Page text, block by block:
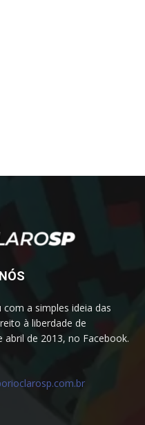
a simples ideia das
à liberdade de
de 2013, no Facebook.